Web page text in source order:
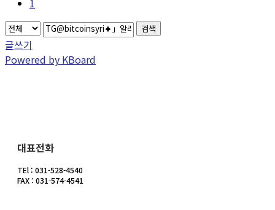
1
검색
글쓰기
Powered by KBoard
대표전화
TEl : 031-528-4540
FAX : 031-574-4541